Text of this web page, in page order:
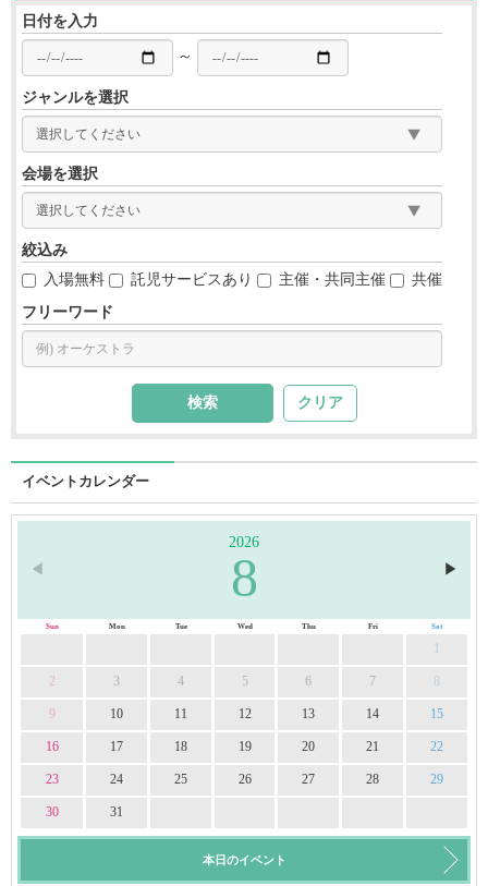
日付を入力
～
ジャンルを選択
会場を選択
絞込み
入場無料
託児サービスあり 主催・共同主催 共催
フリーワード
クリア
イベントカレンダー
◀︎
2026
8 ▶︎
Sun Mon Tue Wed Thu Fri Sat
1
2 3 4 5 6 7 8
9 10 11 12 13 14 15
16 17 18 19 20 21 22
23 24 25 26 27 28 29
30 31
本日のイベント